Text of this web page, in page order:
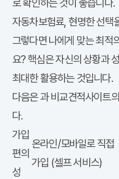
로 확인하는 것이 좋습니다.
자동차보험료, 현명한 선택
그렇다면 나에게 맞는 최적
요? 핵심은 자신의 상황과
최대한 활용하는 것입니다.
다음은다이렉트 자동차보험
과 비교견적사이트
다.
가입
편의
성
온라인/모바일로 직접
가입 (셀프 서비스)